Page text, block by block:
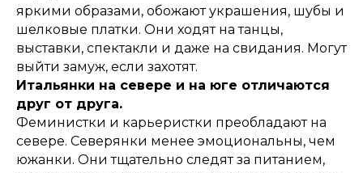
яркими образами, обожают украшения, шубы и
шелковые платки. Они ходят на танцы,
выставки, спектакли и даже на свидания. Могут
выйти замуж, если захотят.
Итальянки на севере и на юге отличаются
друг от друга.
Феминистки и карьеристки преобладают на
севере. Северянки менее эмоциональны, чем
южанки. Они тщательно следят за питанием,